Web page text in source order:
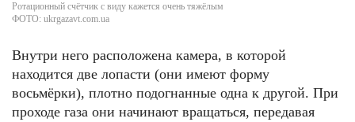
Ротационный счётчик с виду кажется очень тяжёлым
ФОТО: ukrgazavt.com.ua
Внутри него расположена камера, в которой
находится две лопасти (они имеют форму
восьмёрки), плотно подогнанные одна к другой. При
проходе газа они начинают вращаться, передавая